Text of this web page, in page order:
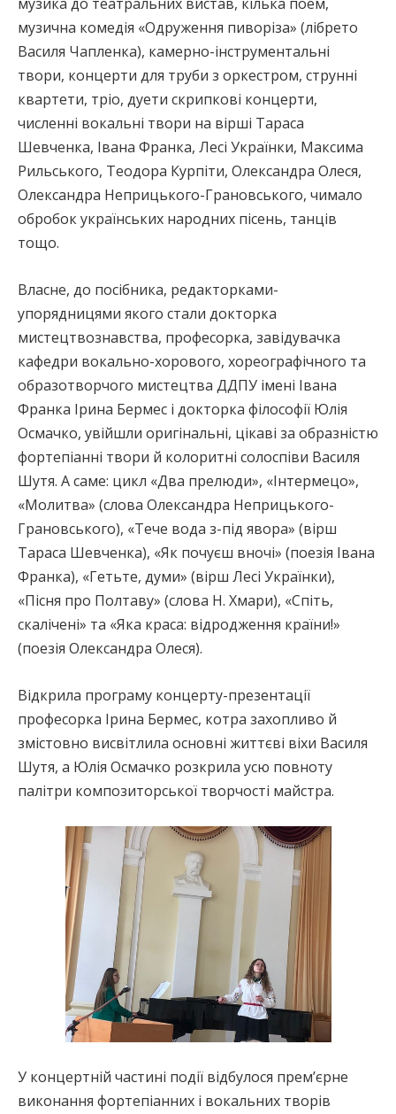
музична комедія «Одруження пиворіза» (лібрето
Василя Чапленка), камерно-інструментальні
твори, концерти для труби з оркестром, струнні
квартети, тріо, дуети скрипкові концерти,
численні вокальні твори на вірші Тараса
Шевченка, Івана Франка, Лесі Українки, Максима
Рильського, Теодора Курпіти, Олександра Олеся,
Олександра Неприцького-Грановського, чимало
обробок українських народних пісень, танців
тощо.
Власне, до посібника, редакторками-
упорядницями якого стали докторка
мистецтвознавства, професорка, завідувачка
кафедри вокально-хорового, хореографічного та
образотворчого мистецтва ДДПУ імені Івана
Франка Ірина Бермес і докторка філософії Юлія
Осмачко, увійшли оригінальні, цікаві за образністю
фортепіанні твори й колоритні солоспіви Василя
Шутя. А саме: цикл «Два прелюди», «Інтермецо»,
«Молитва» (слова Олександра Неприцького-
Грановського), «Тече вода з-під явора» (вірш
Тараса Шевченка), «Як почуєш вночі» (поезія Івана
Франка), «Гетьте, думи» (вірш Лесі Українки),
«Пісня про Полтаву» (слова Н. Хмари), «Спіть,
скалічені» та «Яка краса: відродження країни!»
(поезія Олександра Олеся).
Відкрила програму концерту-презентації
професорка Ірина Бермес, котра захопливо й
змістовно висвітлила основні життєві віхи Василя
Шутя, а Юлія Осмачко розкрила усю повноту
палітри композиторської творчості майстра.
У концертній частині події відбулося прем’єрне
виконання фортепіанних і вокальних творів